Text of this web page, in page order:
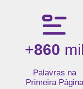
+860 mil
Palavras na
Primeira Página